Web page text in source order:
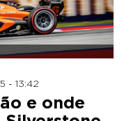
- 13:42
e onde